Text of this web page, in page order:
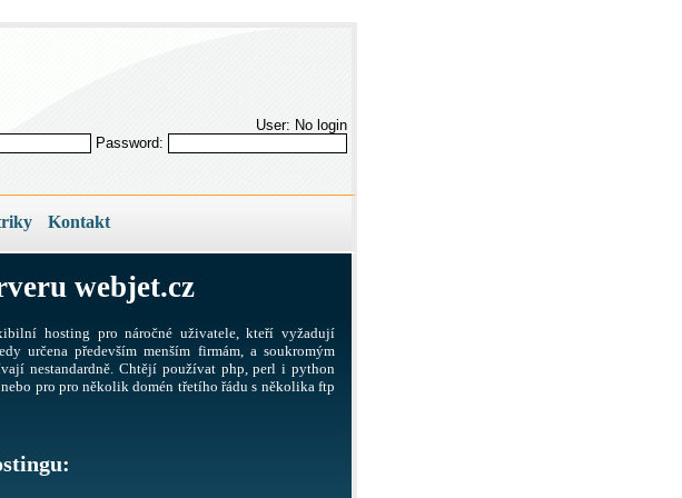
User: No login
Password:
Kontakt
webjet.cz
hosting pro náročné uživatele, kteří vyžadují
určena především menším firmám, a soukromým
nestandardně. Chtějí používat php, perl i python
pro pro několik domén třetího řádu s několika ftp